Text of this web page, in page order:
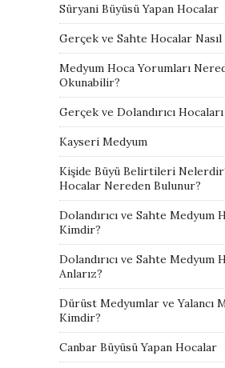
Süryani Büyüsü Yapan Hocalar
Gerçek ve Sahte Hocalar
Medyum Hoca Yorumları
Okunabilir?
Gerçek ve Dolandırıcı
Kayseri Medyum
Kişide Büyü Belirtileri
Hocalar Nereden Bulunur?
Dolandırıcı ve Sahte Medyum
Kimdir?
Dolandırıcı ve Sahte Medyum
Anlarız?
Dürüst Medyumlar ve Yalancı
Kimdir?
Canbar Büyüsü Yapan Hocalar